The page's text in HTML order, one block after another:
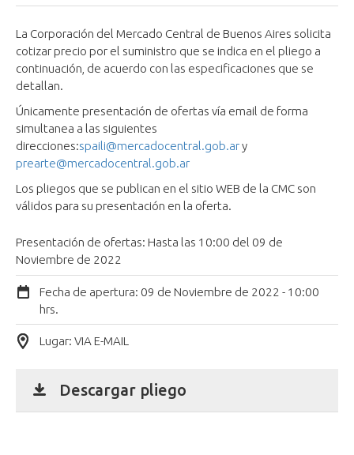
La Corporación del Mercado Central de Buenos Aires solicita
cotizar precio por el suministro que se indica en el pliego a
continuación, de acuerdo con las especificaciones que se
detallan.
Únicamente presentación de ofertas vía email de forma
simultanea a las siguientes
direcciones:spaili@mercadocentral.gob.ary
prearte@mercadocentral.gob.ar
Los pliegos que se publican en el sitio WEB de la CMC son
válidos para su presentación en la oferta.
Presentación de ofertas: Hasta las 10:00 del 09 de
Noviembre de 2022
Fecha de apertura: 09 de Noviembre de 2022 - 10:00
hrs.
Lugar: VIA E-MAIL
Descargar pliego